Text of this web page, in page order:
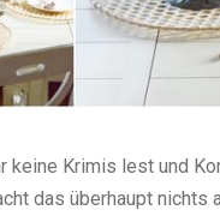
keine Krimis lest und
das überhaupt nichts